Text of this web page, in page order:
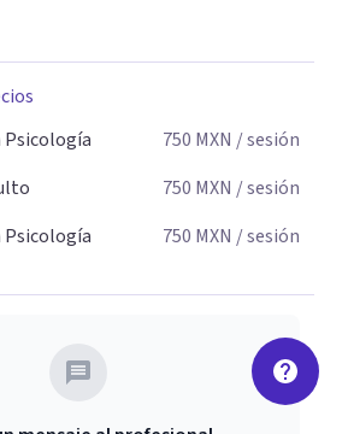
750 MXN / sesión
750 MXN / sesión
750 MXN / sesión